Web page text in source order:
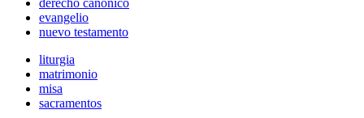
derecho canonico
evangelio
nuevo testamento
liturgia
matrimonio
misa
sacramentos